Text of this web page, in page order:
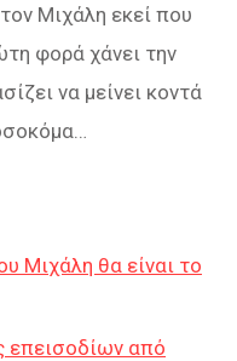
Μιχάλη εκεί που
φορά χάνει την
να μείνει κοντά
Μιχάλη θα είναι το
επεισοδίων από